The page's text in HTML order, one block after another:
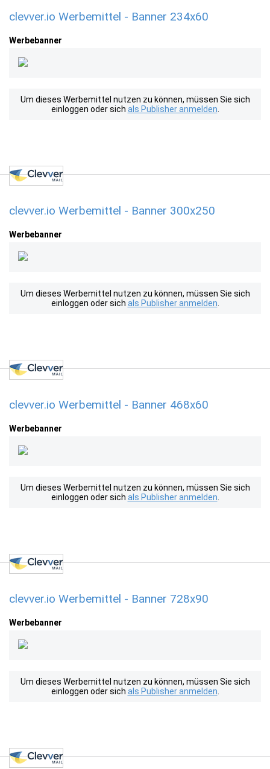
clevver.io Werbemittel - Banner 234x60
Werbebanner
Um dieses Werbemittel nutzen zu können, müssen Sie sich
einloggen oder sich als Publisher anmelden
clevver.io Werbemittel - Banner 300x250
Werbebanner
Um dieses Werbemittel nutzen zu können, müssen Sie sich
einloggen oder sich als Publisher anmelden
clevver.io Werbemittel - Banner 468x60
Werbebanner
Um dieses Werbemittel nutzen zu können, müssen Sie sich
einloggen oder sich als Publisher anmelden
clevver.io Werbemittel - Banner 728x90
Werbebanner
Um dieses Werbemittel nutzen zu können, müssen Sie sich
einloggen oder sich als Publisher anmelden